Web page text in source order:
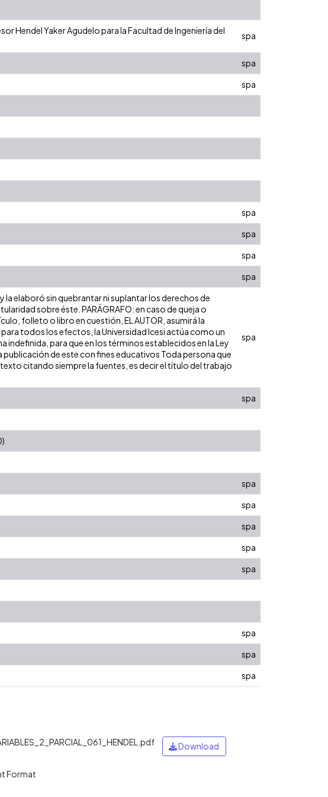
Hendel Yaker Agudelo para la Facultad de Ingeniería del
spa
spa
spa
spa
spa
spa
spa
la elaboró sin quebrantar ni suplantar los derechos de
sobre éste. PARÁGRAFO: en caso de queja o
folleto o libro en cuestión, EL AUTOR, asumirá la
todos los efectos, la Universidad Icesi actúa como un
indefinida, para que en los términos establecidos en la Ley
publicación de este con fines educativos Toda persona que
citando siempre la fuentes, es decir el título del trabajo
spa
spa
spa
spa
spa
spa
spa
spa
spa
spa
Format
Download